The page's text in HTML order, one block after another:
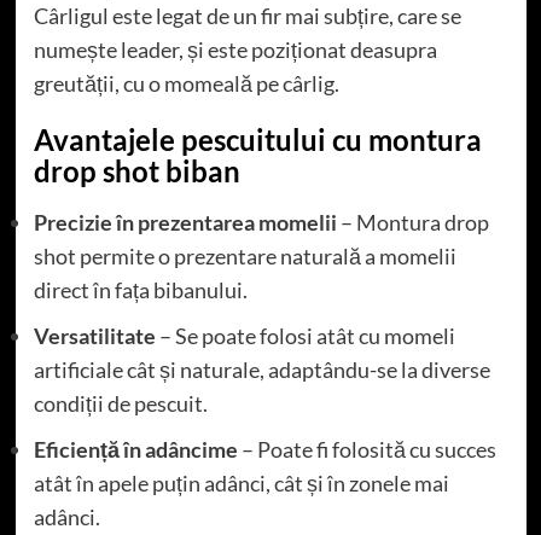
Cârligul este legat de un fir mai subțire, care se
numește leader, și este poziționat deasupra
greutății, cu o momeală pe cârlig.
Avantajele pescuitului cu montura
drop shot biban
Precizie în prezentarea momelii – Montura drop
shot permite o prezentare naturală a momelii
direct în fața bibanului.
Versatilitate – Se poate folosi atât cu momeli
artificiale cât și naturale, adaptându-se la diverse
condiții de pescuit.
Eficiență în adâncime – Poate fi folosită cu succes
atât în apele puțin adânci, cât și în zonele mai
adânci.